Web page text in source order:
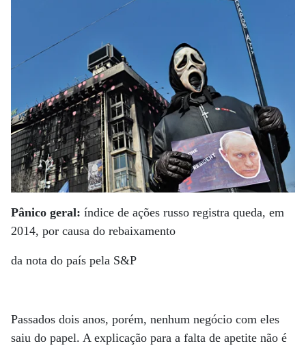
Pânico geral: índice de ações russo registra queda, em
2014, por causa do rebaixamento
da nota do país pela S&P
Passados dois anos, porém, nenhum negócio com eles
saiu do papel. A explicação para a falta de apetite não é